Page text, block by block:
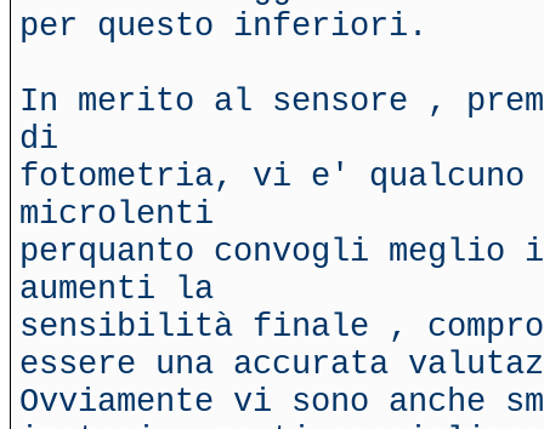
per questo inferiori.
In merito al sensore ,
di
fotometria, vi e' qualcuno
microlenti
perquanto convogli
aumenti la
sensibilità finale ,
essere una accurata
Ovviamente vi sono anche